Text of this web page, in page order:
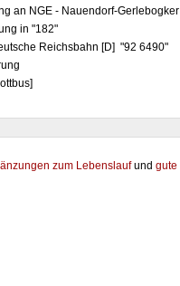
an NGE - Nauendorf-
in "182"
Reichsbahn [D] "92 6490"
zum Lebenslaufund gute